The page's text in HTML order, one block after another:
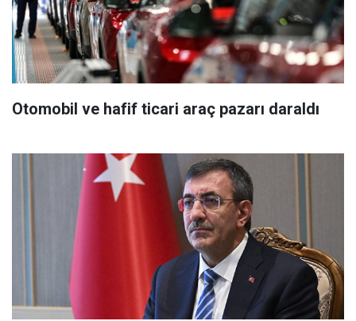
Otomobil ve hafif ticari araç pazarı daraldı